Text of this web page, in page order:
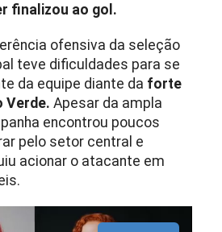
finalizou ao gol.
ofensiva da seleção
teve dificuldades para se
da equipe diante da forte
Verde. Apesar da ampla
encontrou poucos
pelo setor central e
acionar o atacante em